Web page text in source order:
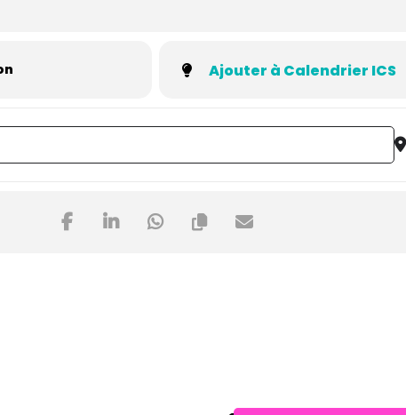
Ajouter à Calendrier ICS
avec le codéveloppement [nR5ISxich] []